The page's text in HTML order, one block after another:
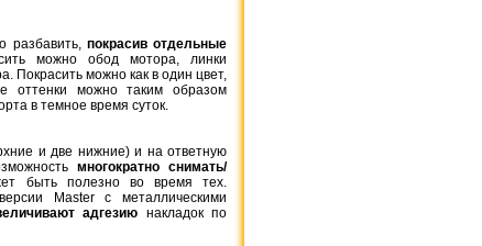
разбавить, покрасив отдельные
можно обод мотора, линки
Покрасить можно как в один цвет,
оттенки можно таким образом
в темное время суток.
и две нижние) и на ответную
многократно снимать/
быть полезно во время тех.
Master с металлическими
адгезию накладок по